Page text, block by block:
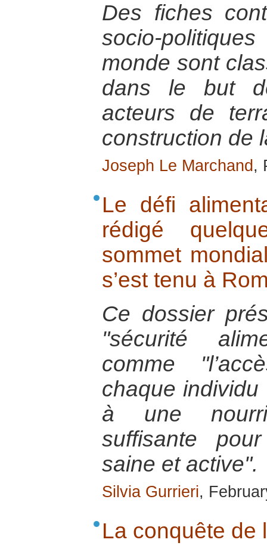
Des fiches
socio-
monde sont
dans le but
acteurs de
construction de
Joseph Le Marchand ,
Le défi
rédigé
sommet
s’est tenu à
Ce dossier
"sécurité
comme
chaque individu
à une
suffisante
saine et active".
Silvia Gurrieri,
La conquête de